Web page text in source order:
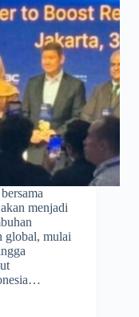
menjadi
global, mulai